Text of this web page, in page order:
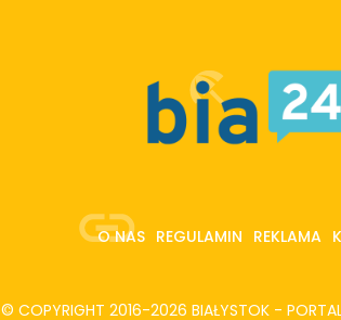
O NAS REGULAMIN REKLAMA
© COPYRIGHT 2016-2026 BIAŁYSTOK - PORTAL